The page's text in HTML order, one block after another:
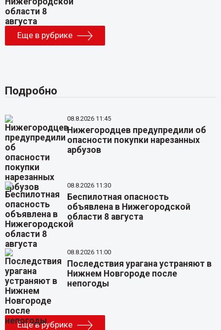
Еще в рубрике
Подробно
08.8.2026 11:45
Нижегородцев предупредили об
опасности покупки нарезанных
арбузов
08.8.2026 11:30
Беспилотная опасность
объявлена в Нижегородской
области 8 августа
08.8.2026 11:00
Последствия урагана устраняют в
Нижнем Новгороде после
непогоды
Еще в рубрике